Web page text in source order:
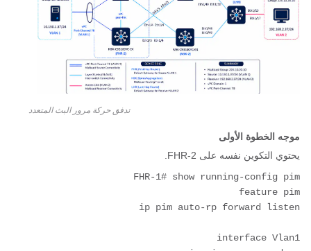
تدفق حركة مرور البث المتعدد
موجه الخطوة الأولى
يحتوي التكوين نفسه على FHR-2.